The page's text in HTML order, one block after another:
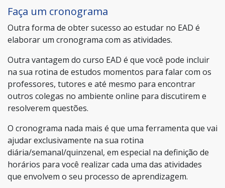
Faça um cronograma
Outra forma de obter sucesso ao estudar no EAD é
elaborar um cronograma com as atividades.
Outra vantagem do curso EAD é que você pode incluir
na sua rotina de estudos momentos para falar com os
professores, tutores e até mesmo para encontrar
outros colegas no ambiente online para discutirem e
resolverem questões.
O cronograma nada mais é que uma ferramenta que vai
ajudar exclusivamente na sua rotina
diária/semanal/quinzenal, em especial na definição de
horários para você realizar cada uma das atividades
que envolvem o seu processo de aprendizagem.